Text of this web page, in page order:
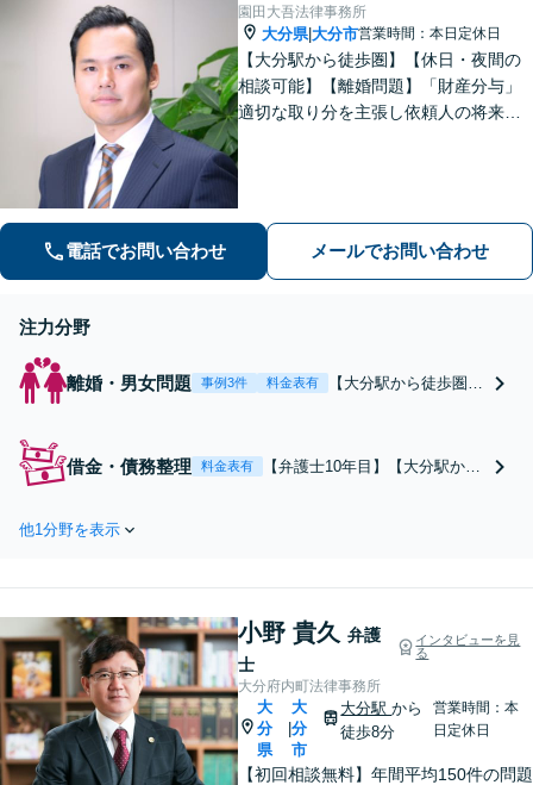
園田大吾法律事務所
大分県|大分市営業時間：本日定休日
【大分駅から徒歩圏】【休日・夜間の
相談可能】【離婚問題】「財産分与」
適切な取り分を主張し依頼人の将来を
電話でお問い合わせ メールでお問い合わせ
注力分野
離婚・男女問題 事例3件 料金表有
【大分駅から徒歩圏】
早さと交渉力が強みで
借金・債務整理 料金表有
【弁護士10年目】【大分駅から
す。「財産を残したい」「仕事
さい。新たな人生を歩めるよう
他1分野を表示
小野 貴久 弁護
士
インタビューを見
る
大分府内町法律事務所
大
分
県
大
分
市
大分駅から
徒歩8分
営業時間：本
日定休日
【初回相談無料】年間平均150件の問題